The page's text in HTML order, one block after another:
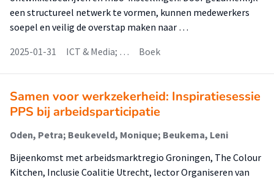
een structureel netwerk te vormen, kunnen medewerkers
soepel en veilig de overstap maken naar …
2025-01-31
ICT & Media; … Boek
Samen voor werkzekerheid: Inspiratiesessie
PPS bij arbeidsparticipatie
Oden, Petra; Beukeveld, Monique; Beukema, Leni
Bijeenkomst met arbeidsmarktregio Groningen, The Colour
Kitchen, Inclusie Coalitie Utrecht, lector Organiseren van